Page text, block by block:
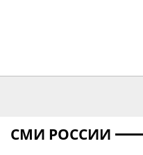
СМИ РОССИИ